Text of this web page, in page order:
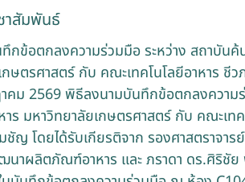
าสัมพันธ์
กข้อตกลงความร่วมมือ ระหว่าง สถาบัน
กษตรศาสตร์ กับ คณะเทคโนโลยีอาหาร
คม 2569 พิธีลงนามบันทึกข้อตกลงความ
ร มหาวิทยาลัยเกษตรศาสตร์ กับ คณะเท
ญ โดยได้รับเกียรติจาก รองศาสตราจา
นาผลิตภัณฑ์อาหาร และ ภราดา ดร.ศิริชั